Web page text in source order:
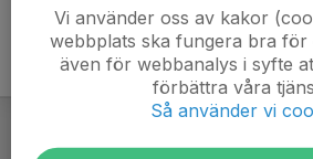
Vi använder oss av kakor
webbplats ska fungera bra för
även för webbanalys i syfte
förbättra våra
Så använder vi